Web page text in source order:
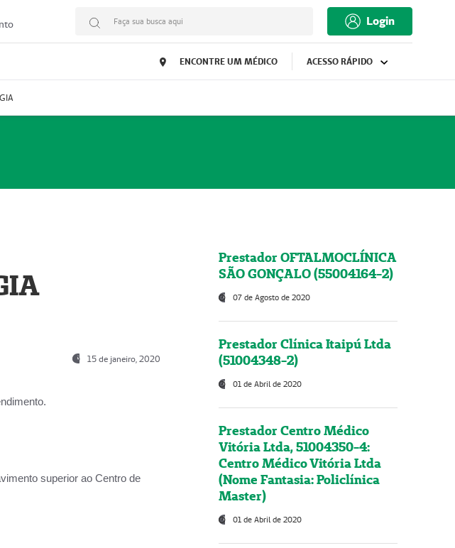
Faça sua busca aqui Login
ENCONTRE UM MÉDICO ACESSO RÁPIDO
15 de janeiro, 2020
superior ao Centro de
Prestador OFTALMOCLÍNICA
SÃO GONÇALO (55004164-2)
07 de Agosto de 2020
Prestador Clínica Itaipú Ltda
(51004348-2)
01 de Abril de 2020
Prestador Centro Médico
Vitória Ltda, 51004350-4:
Centro Médico Vitória Ltda
(Nome Fantasia: Policlínica
Master)
01 de Abril de 2020